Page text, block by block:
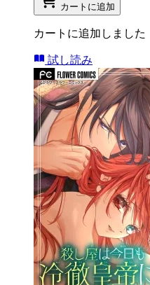
カートに追加
カートに追加しました
試し読み